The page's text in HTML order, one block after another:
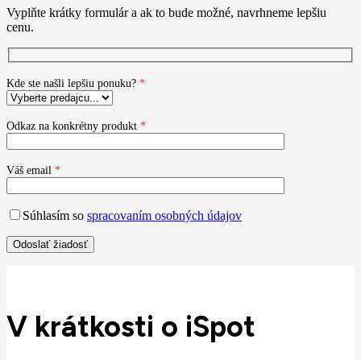
Vyplňte krátky formulár a ak to bude možné, navrhneme lepšiu
cenu.
Kde ste našli lepšiu ponuku? *
Odkaz na konkrétny produkt *
Váš email *
Súhlasím so spracovaním osobných údajov
V krátkosti o iSpot